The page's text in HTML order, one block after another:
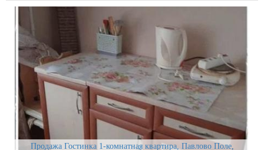
Продажа Гостинка 1-комнатная квартира, Павлово Поле,